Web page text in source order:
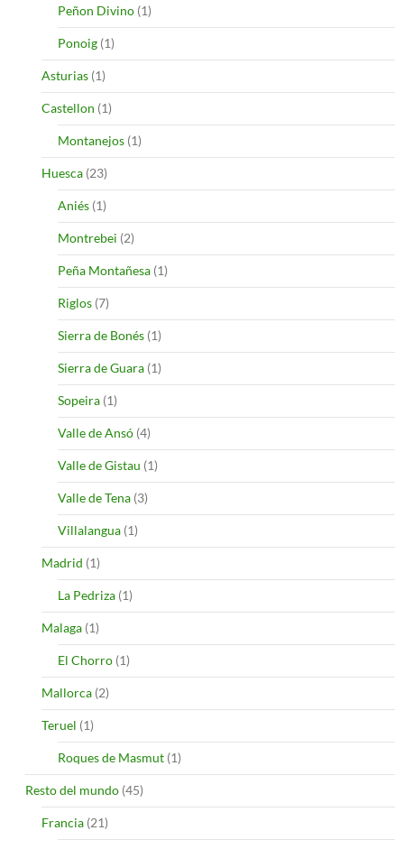
Peñon Divino (1)
Ponoig (1)
Asturias (1)
Castellon (1)
Montanejos (1)
Huesca (23)
Aniés (1)
Montrebei (2)
Peña Montañesa (1)
Riglos (7)
Sierra de Bonés (1)
Sierra de Guara (1)
Sopeira (1)
Valle de Ansó (4)
Valle de Gistau (1)
Valle de Tena (3)
Villalangua (1)
Madrid (1)
La Pedriza (1)
Malaga (1)
El Chorro (1)
Mallorca (2)
Teruel (1)
Roques de Masmut (1)
Resto del mundo (45)
Francia (21)